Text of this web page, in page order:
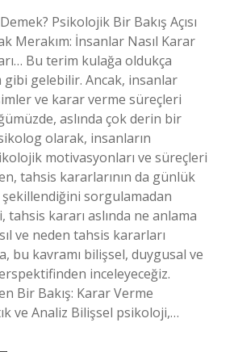
Psikolojik Bir Bakış Açısı
Merakım: İnsanlar Nasıl Karar
Bu terim kulağa oldukça
gelebilir. Ancak, insanlar
ve karar verme süreçleri
aslında çok derin bir
olarak, insanların
motivasyonları ve süreçleri
tahsis kararlarının da günlük
şekillendiğini sorgulamadan
tahsis kararı aslında ne anlama
ve neden tahsis kararları
bu kavramı bilişsel, duygusal ve
inceleyeceğiz.
Bir Bakış: Karar Verme
ve Analiz Bilişsel psikoloji,…